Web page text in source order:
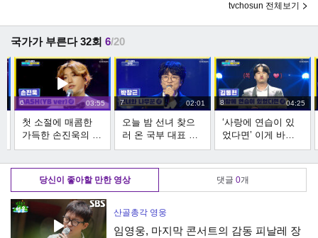
tvchosun 전체보기
국가가 부른다 32회 6/20
6 03:55
첫 소절에 매콤한
가득한 손진욱의 매
력 ‘DASH(YB ver.)’
TV CHOSUN
220929 방송
7 02:01
오늘 밤 선녀 찾으
러 온 국부 대표 나
무꾼 ‘선녀와 나무
꾼’ TV CHOSUN
220929 방송
8 04:25
‘사랑에 연습이 있
었다면’ 이게 바로
동현이 감성이다!
TV CHOSUN
당신이 좋아할 만한 영상 댓글 0개
산골총각 영웅
임영웅, 마지막 콘서트의 감동 피날레 장